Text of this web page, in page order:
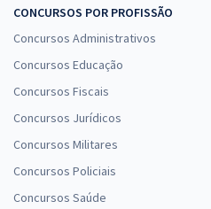
CONCURSOS POR PROFISSÃO
Concursos Administrativos
Concursos Educação
Concursos Fiscais
Concursos Jurídicos
Concursos Militares
Concursos Policiais
Concursos Saúde